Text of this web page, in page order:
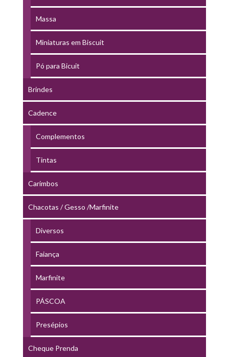
Massa
Miniaturas em Biscuit
Pó para Bicuit
Brindes
Cadence
Complementos
Tintas
Carimbos
Chacotas / Gesso /Marfinite
Diversos
Faiança
Marfinite
PÁSCOA
Presépios
Cheque Prenda